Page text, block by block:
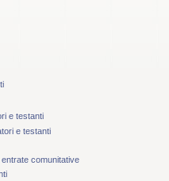
e testanti
e testanti
comunitative